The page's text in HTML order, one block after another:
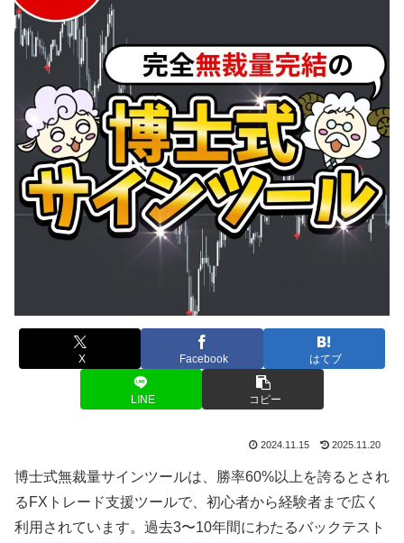
X Facebook はてブ
LINE コピー
2024.11.15 2025.11.20
博士式無裁量サインツールは、勝率60%以上を誇るとされ
る FX トレード支援ツールで、初心者から経験者まで広く
利用されています。過去3〜10年間にわたるバックテスト